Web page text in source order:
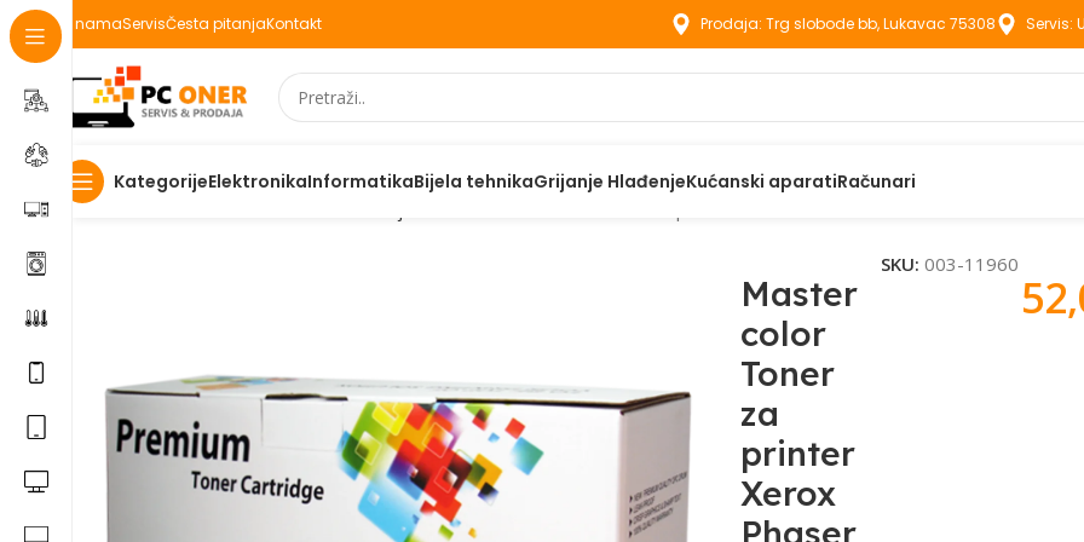
O namaServisČesta pitanjaKontakt Prodaja: Trg slobode bb, Lukavac 75308 Servis:
KategorijeElektronikaInformatikaBijela tehnikaGrijanje HlađenjeKućanski aparatiRačunari
Početna
Master
color
Toner
za
printer
Xerox
Phaser
SKU:003-11960